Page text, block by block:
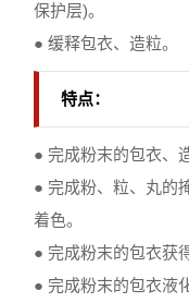
保护层)。
● 缓释包衣、造粒。
特点：
● 完成粉末的包衣、
● 完成粉、粒、丸的
着色。
● 完成粉末的包衣获
● 完成粉末的包衣液